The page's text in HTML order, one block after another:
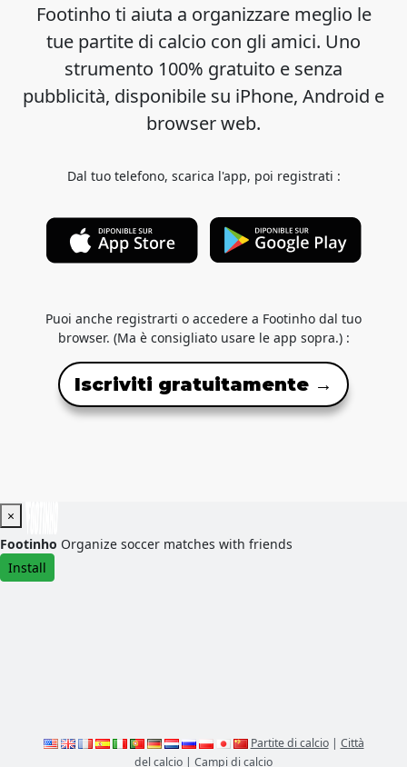
Footinho ti aiuta a organizzare meglio le
tue partite di calcio con gli amici. Uno
strumento 100% gratuito e senza
pubblicità, disponibile su iPhone, Android e
browser web.
Dal tuo telefono, scarica l'app, poi registrati :
Puoi anche registrarti o accedere a Footinho dal tuo
browser. (Ma è consigliato usare le app sopra.) :
Iscriviti gratuitamente →
×
Footinho Organize soccer matches with friends
Install
Partite di calcio| Città
del calcio | Campi di calcio